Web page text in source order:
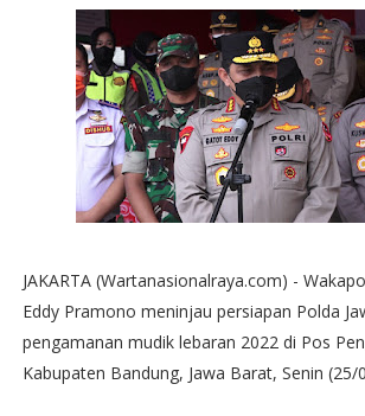
JAKARTA (Wartanasionalraya.com) -
Eddy Pramono meninjau persiapan Polda
pengamanan mudik lebaran 2022 di Pos
Kabupaten Bandung, Jawa Barat, Senin (25/